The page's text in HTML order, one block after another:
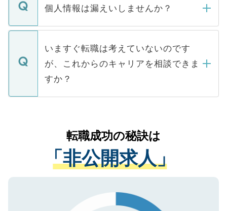
■応募殺到を避けるため 人気のある医療機
関を公にしてしまうと、応募が殺到する場
に、医療機関が求める条件に合った人材の
みを人材紹介会社に依頼するケースが増え
ています。
ん。また、仮に応募先から内定をいただい
定を承諾する必要はありません。内定先へ
の辞退の連絡はキャリアパートナーが行い
個人情報は漏えいしませんか？
個人情報が漏えいすることはありませんの
で、ご安心ください。当サイトからの登録
などで収集したご登録者様の個人情報は、
ご本人のキャリアアップおよび転職活動の
支援を目的に使用いたします。お預かりし
ているすべての個人データはご本人の許可
は、個人情報の取り扱いについての厳密な
管理基準を満たした事業者のみに付与され
る、プライバシーマークを取得済みです。
で、機密保持に関してもご安心ください。
いますぐ転職は考えていないのです
が、これからのキャリアを相談できま
すか？
かがいして、現在の医療機関の状況や紹介
経験をまじえながら、適切なアドバイスを
させていただきます。すぐにご転職をされ
ない方には、長期的なサポートが可能です
ので、まずはご登録ください。
転職成功の秘訣は
「非公開求人」